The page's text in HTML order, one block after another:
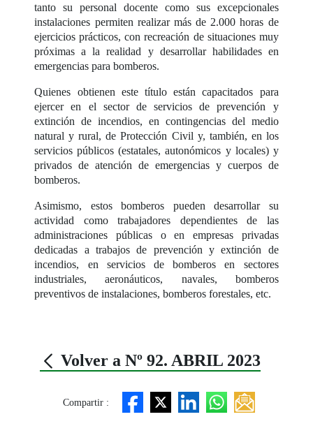
tanto su personal docente como sus excepcionales
instalaciones permiten realizar más de 2.000 horas de
ejercicios prácticos, con recreación de situaciones muy
próximas a la realidad y desarrollar habilidades en
emergencias para bomberos.
Quienes obtienen este título están capacitados para
ejercer en el sector de servicios de prevención y
extinción de incendios, en contingencias del medio
natural y rural, de Protección Civil y, también, en los
servicios públicos (estatales, autonómicos y locales) y
privados de atención de emergencias y cuerpos de
bomberos.
Asimismo, estos bomberos pueden desarrollar su
actividad como trabajadores dependientes de las
administraciones públicas o en empresas privadas
dedicadas a trabajos de prevención y extinción de
incendios, en servicios de bomberos en sectores
industriales, aeronáuticos, navales, bomberos
preventivos de instalaciones, bomberos forestales, etc.
Volver a Nº 92. ABRIL 2023
Compartir :